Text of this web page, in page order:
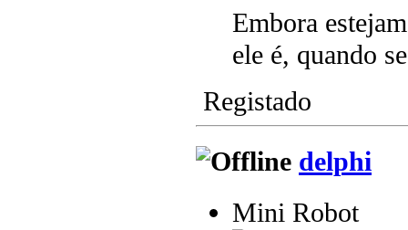
Embora
ele é, quando
Registado
delphi
Mini Robot